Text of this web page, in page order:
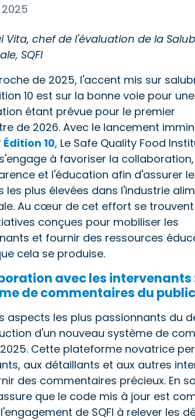
2025
Vita, chef de l'évaluation de la
SQFI
de 2025, l'accent mis sur
10 est sur la bonne voie pour
étant prévue pour le premier
de 2026. Avec le lancement
Édition 10, Le Safe Quality Food
à favoriser la
et l'éducation afin d'assurer
les plus élevées dans l'industrie
Au cœur de cet effort se trouvent
conçues pour mobiliser les
et fournir des ressources
cela se produise.
avec les
de commentaires du public
aspects les plus passionnants du
d'un nouveau système de
Cette plateforme novatrice
aux détaillants et aux autres
des commentaires précieux. En
que le code mis à jour est
de SQFI à relever les